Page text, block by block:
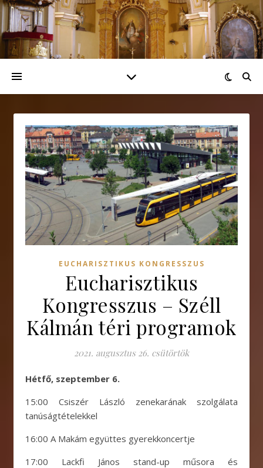
EUCHARISZTIKUS KONGRESSZUS
Eucharisztikus
Kongresszus – Széll
Kálmán téri programok
2021. augusztus 26. csütörtök
Hétfő, szeptember 6.
15:00 Csiszér László zenekarának szolgálata
tanúságtételekkel
16:00 A Makám együttes gyerekkoncertje
17:00 Lackfi János stand-up műsora és